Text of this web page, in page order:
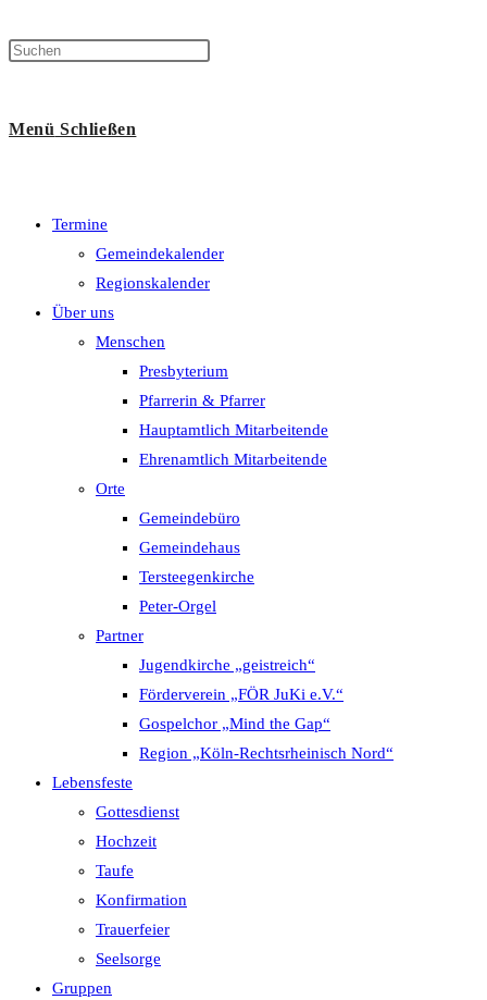
Menü Schließen
Termine
Gemeindekalender
Regionskalender
Über uns
Menschen
Presbyterium
Pfarrerin & Pfarrer
Hauptamtlich Mitarbeitende
Ehrenamtlich Mitarbeitende
Orte
Gemeindebüro
Gemeindehaus
Tersteegenkirche
Peter-Orgel
Partner
Jugendkirche „geistreich“
Förderverein „FÖR JuKi e.V.“
Gospelchor „Mind the Gap“
Region „Köln-Rechtsrheinisch Nord“
Lebensfeste
Gottesdienst
Hochzeit
Taufe
Konfirmation
Trauerfeier
Seelsorge
Gruppen